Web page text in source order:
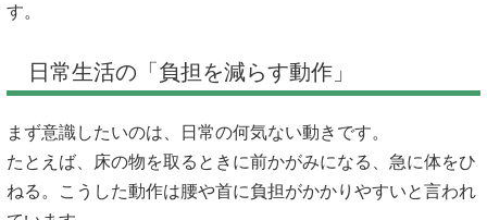
す。
日常生活の「負担を減らす動作」
まず意識したいのは、日常の何気ない動きです。
たとえば、床の物を取るときに前かがみになる、急に体をひ
ねる。こうした動作は腰や首に負担がかかりやすいと言われ